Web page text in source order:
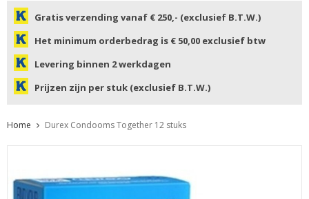
Gratis verzending vanaf € 250,- (exclusief B.T.W.)
Het minimum orderbedrag is € 50,00 exclusief btw
Levering binnen 2 werkdagen
Prijzen zijn per stuk (exclusief B.T.W.)
Home Durex Condooms Together 12 stuks